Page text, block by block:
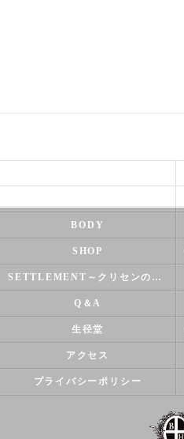
BODY
SHOP
SETTLEMENT～クリセンのズバリ解決シリーズ～
Q＆A
生径堂
アクセス
プライバシーポリシー